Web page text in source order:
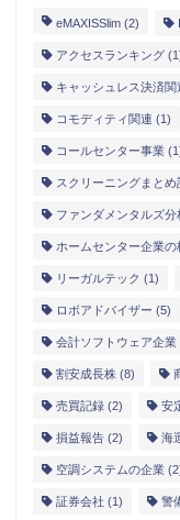
eMAXISSlim (2)
アクセスランキング
キャッシュレス決済関
コモディティ関連 (1)
コールセンター事業
スクリーニングまとめ
ファンダメンタルズ分
ホームセンター企業の
リーガルテック (1)
ロボアドバイザー (5)
会計ソフトウェア企業
割安成長株 (8)
売買記録 (2) 安
損益報告 (2) 海
空調システムの企業
証券会社 (1) 警